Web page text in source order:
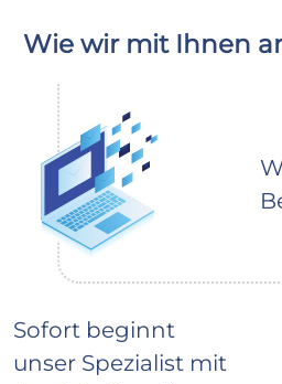
Wie wir mit Ihnen
Sofort beginnt
unser Spezialist mit